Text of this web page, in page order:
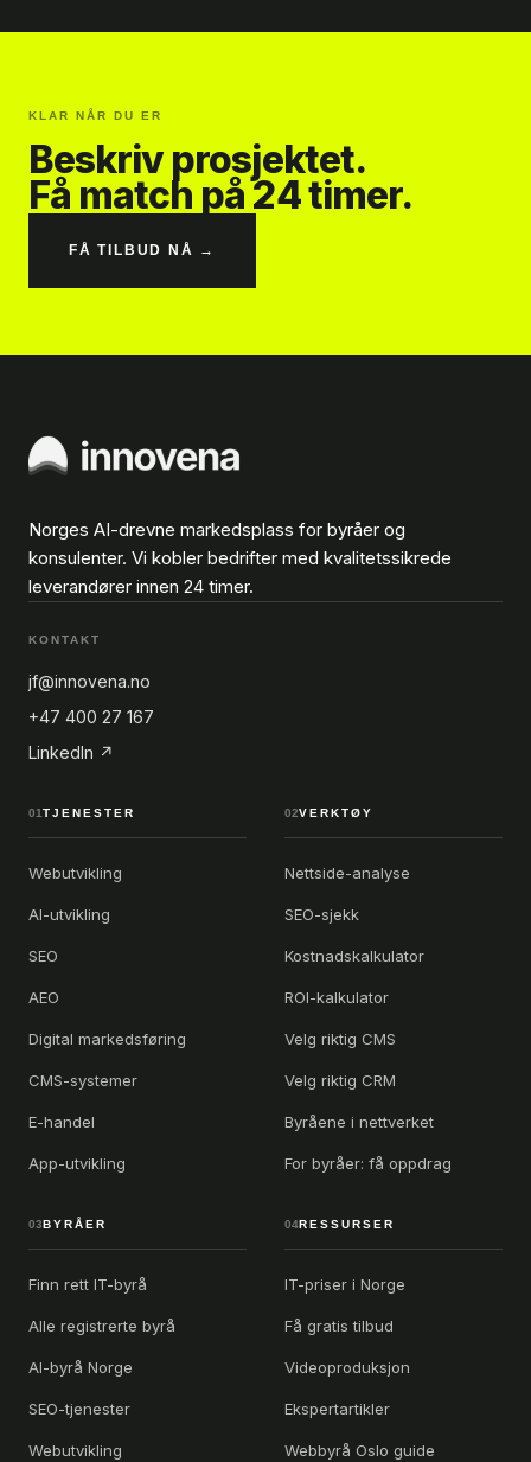
KLAR NÅR DU ER
Beskriv prosjektet.
Få match på 24 timer.
FÅ TILBUD NÅ →
Norges AI-drevne markedsplass for byråer og
konsulenter. Vi kobler bedrifter med kvalitetssikrede
leverandører innen 24 timer.
KONTAKT
jf@innovena.no
+47 400 27 167
LinkedIn ↗
01TJENESTER
Webutvikling
AI-utvikling
SEO
AEO
Digital markedsføring
CMS-systemer
E-handel
App-utvikling
02VERKTØY
Nettside-analyse
SEO-sjekk
Kostnadskalkulator
ROI-kalkulator
Velg riktig CMS
Velg riktig CRM
Byråene i nettverket
For byråer: få oppdrag
03 BYRÅER
Finn rett IT-byrå
Alle registrerte byrå
AI-byrå Norge
SEO-tjenester
Webutvikling
04RESSURSER
IT-priser i Norge
Få gratis tilbud
Videoproduksjon
Ekspertartikler
Webbyrå Oslo guide